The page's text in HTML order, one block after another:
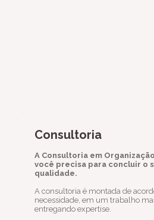
Consultoria
A Consultoria em
você precisa para concluir o
qualidade.
A consultoria é montada de
necessidade, em um trabalho
entregando expertise.